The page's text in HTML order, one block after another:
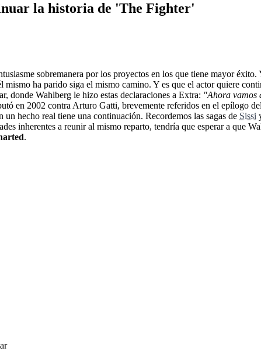
la historia de 'The Fighter'
sobremanera por los proyectos en los que tiene mayor éxito.
mismo ha parido siga el mismo camino. Y es que el actor quiere
donde Wahlberg le hizo estas declaraciones a Extra: "Ahora vamos
en 2002 contra Arturo Gatti, brevemente referidos en el epílogo
hecho real tiene una continuación. Recordemos las sagas de Sissi
inherentes a reunir al mismo reparto, tendría que esperar a que
.